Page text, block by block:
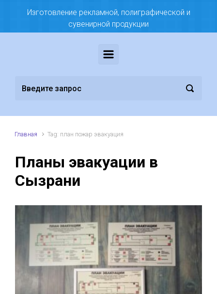
Изготовление рекламной, полиграфической и
сувенирной продукции
Главная Tag: план пожар эвакуация
Планы эвакуации в
Сызрани